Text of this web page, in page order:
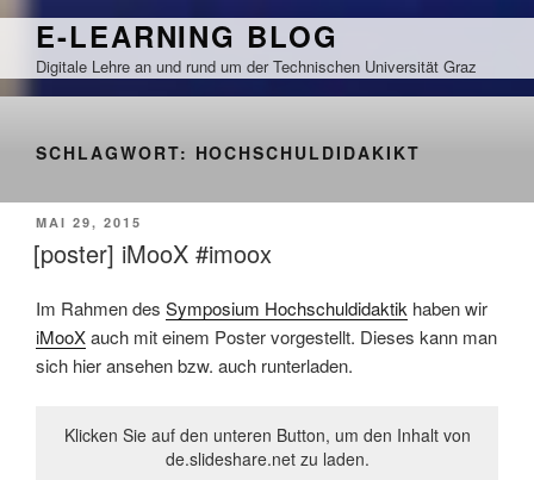
Zum
springen
E-LEARNING BLOG
Digitale Lehre an und rund um der Technischen Universität Graz
SCHLAGWORT: HOCHSCHULDIDAKIKT
VERÖFFENTLICHT
AM
MAI 29, 2015
[poster] iMooX #imoox
Im Rahmen des Symposium Hochschuldidaktik haben wir
iMooXauch mit einem Poster vorgestellt. Dieses kann man
sich hier ansehen bzw. auch runterladen.
Klicken Sie auf den unteren Button, um den Inhalt von
de.slideshare.net zu laden.